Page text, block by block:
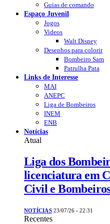
Guias de comando
Espaço Juvenil
Jogos
Videos
Walt Disney
Desenhos para colorir
Bombeiro Sam
Patrulha Pata
Links de Interesse
MAI
ANEPC
Liga de Bombeiros
INEM
ENB
Notícias
Atual
Liga dos
licenciatura em
Civil e
NOTÍCIAS 23/07/26 - 22:31
Recentes